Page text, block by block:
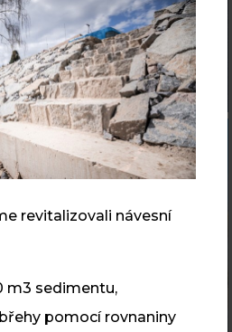
rybníka Zaječice
revitalizovali návesní
m3 sedimentu,
pomocí rovnaniny